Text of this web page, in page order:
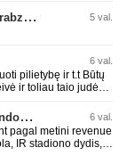
M. Salah oficialiai persikėlė į Turkijos ekipą „Trabzonspor“ 5 val.
6 val.
pilietybę ir t.t Būtų
ir toliau taio judės,
L. Messi gerokai pakėlė Majamio „Inter“ komandos vertę 6 val.
pagal metini revenue
IR stadiono dydis,